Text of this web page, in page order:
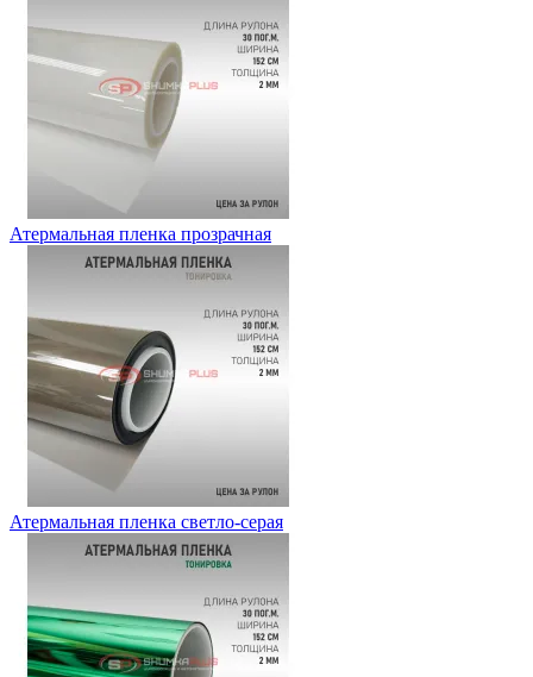
Атермальная пленка прозрачная
Атермальная пленка светло-серая